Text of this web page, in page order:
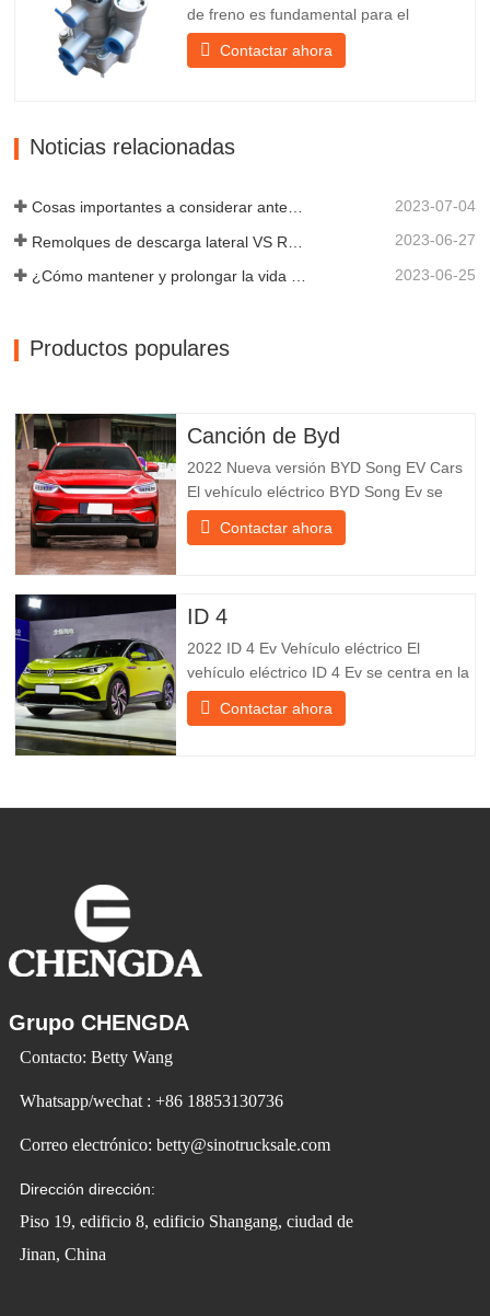
de freno es fundamental para el
estacionamiento, ya que facilita el
frenado suave del remolque. Chengda,
tipos de remolques, integrando
producción, investigación y desarrollo
Contactar ahora
Noticias relacionadas
Cosas importantes a considerar antes de comprar un remolque volquete 2023-07-04
2023-06-27
2023-06-25
Productos populares
Canción de Byd
2022 Nueva versión BYD Song EV Cars
El vehículo eléctrico BYD Song Ev se
centra en la experiencia del cliente y el
desarrollo de productos para satisfacer la
populares. BYD Song Ev Electric Vehicle
Contactar ahora
ID 4
2022 ID 4 Ev Vehículo eléctrico El
vehículo eléctrico ID 4 Ev se centra en la
experiencia del cliente y el desarrollo de
productos para satisfacer la demanda del
Contactar ahora
Grupo CHENGDA
Contacto: Betty Wang
Whatsapp/wechat : +86 18853130736
Correo electrónico: betty@sinotrucksale.com
Dirección dirección:
Piso 19, edificio 8, edificio Shangang, ciudad de
Jinan, China